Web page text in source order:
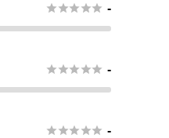
 -
 -
 -